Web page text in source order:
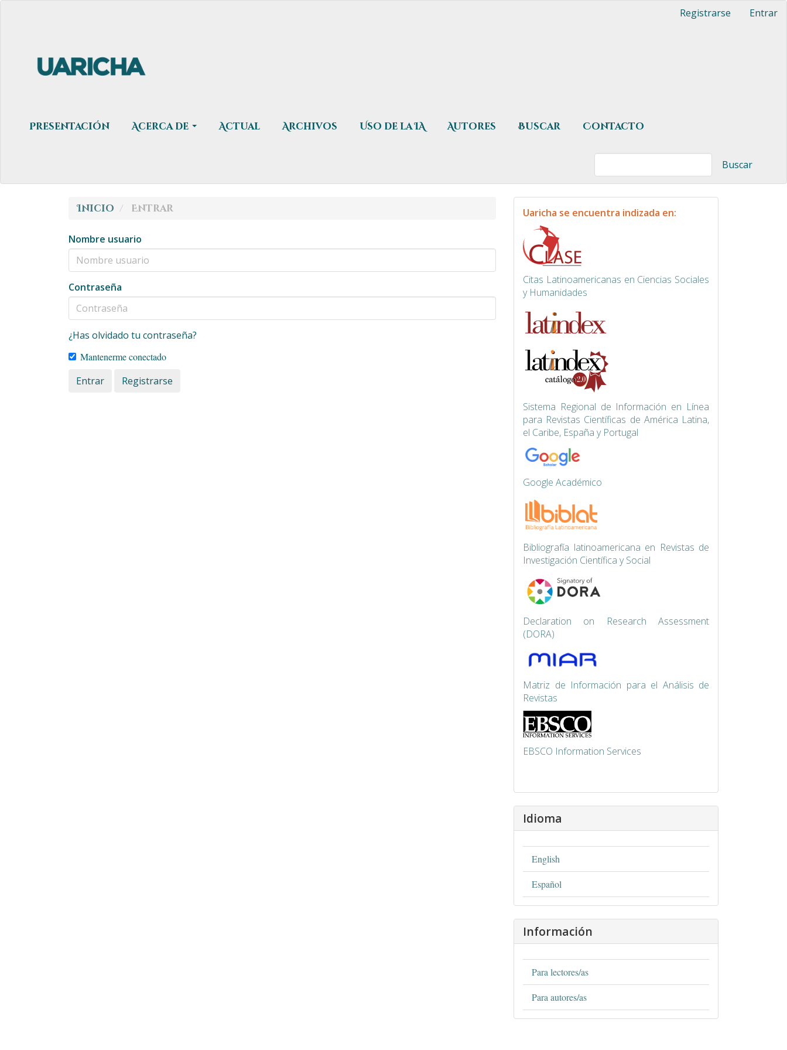
Barra
lateral
Registrarse Entrar
Presentación Acerca de Actual Archivos Uso de la IA Autores Buscar Contacto
Buscar
Inicio Entrar
Nombre usuario
Contraseña
¿Has olvidado tu contraseña?
Mantenerme conectado
Entrar Registrarse
indexacion
Uaricha se encuentra indizada en:
Citas Latinoamericanas en Ciencias Sociales
y Humanidades
Sistema Regional de Información en Línea
para Revistas Científicas de América Latina,
el Caribe, España y Portugal
Google Académico
Bibliografía latinoamericana en Revistas de
Investigación Científica y Social
Declaration on Research Assessment
(DORA)
Matriz de Información para el Análisis de
Revistas
EBSCO Information Services
Idioma
English
Español
Información
Para lectores/as
Para autores/as